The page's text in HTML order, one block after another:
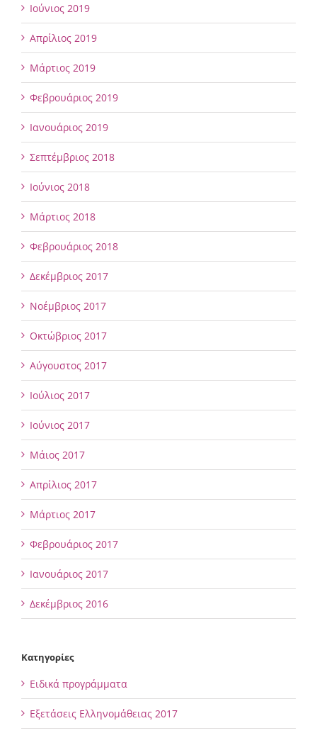
Ιούνιος 2019
Απρίλιος 2019
Μάρτιος 2019
Φεβρουάριος 2019
Ιανουάριος 2019
Σεπτέμβριος 2018
Ιούνιος 2018
Μάρτιος 2018
Φεβρουάριος 2018
Δεκέμβριος 2017
Νοέμβριος 2017
Οκτώβριος 2017
Αύγουστος 2017
Ιούλιος 2017
Ιούνιος 2017
Μάιος 2017
Απρίλιος 2017
Μάρτιος 2017
Φεβρουάριος 2017
Ιανουάριος 2017
Δεκέμβριος 2016
Kατηγορίες
Ειδικά προγράμματα
Εξετάσεις Ελληνομάθειας 2017